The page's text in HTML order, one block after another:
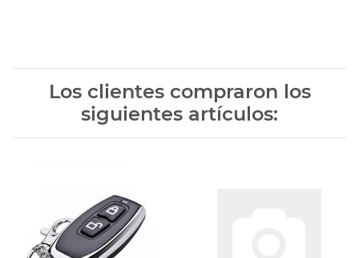
Los clientes compraron los
siguientes artículos: